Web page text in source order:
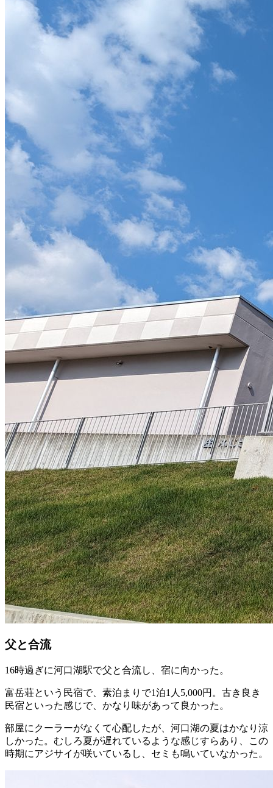
父と合流
16時過ぎに河口湖駅で父と合流し、宿に向かった。
富岳荘という民宿で、素泊まりで1泊1人5,000円。古き良き
民宿といった感じで、かなり味があって良かった。
部屋にクーラーがなくて心配したが、河口湖の夏はかなり涼
しかった。むしろ夏が遅れているような感じすらあり、この
時期にアジサイが咲いているし、セミも鳴いていなかった。